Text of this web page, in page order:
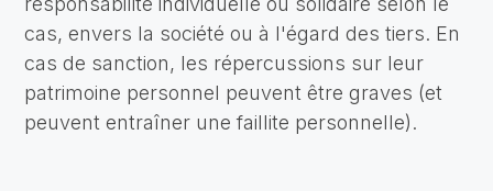
cas, envers la société ou à l'égard des tiers. En
cas de sanction, les répercussions sur leur
patrimoine personnel peuvent être graves (et
peuvent entraîner une faillite personnelle).